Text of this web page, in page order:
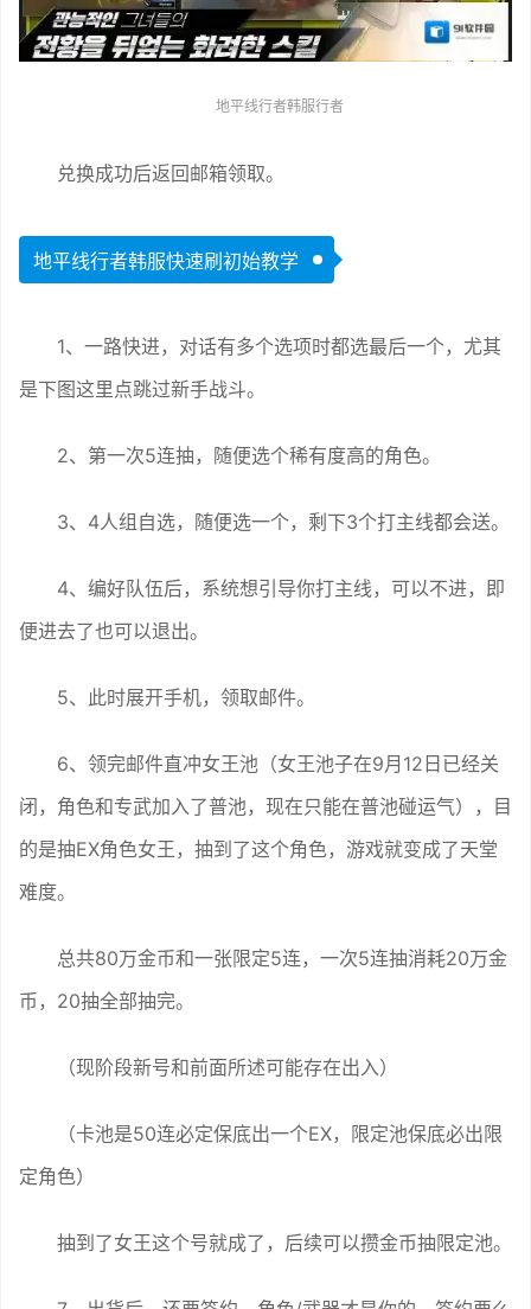
地平线行者韩服行者
兑换成功后返回邮箱领取。
地平线行者韩服快速刷初始教学
1、一路快进，对话有多个选项时都选最后一个，尤其
是下图这里点跳过新手战斗。
2、第一次5连抽，随便选个稀有度高的角色。
3、4人组自选，随便选一个，剩下3个打主线都会送。
4、编好队伍后，系统想引导你打主线，可以不进，即
便进去了也可以退出。
5、此时展开手机，领取邮件。
6、领完邮件直冲女王池（女王池子在9月12日已经关
闭，角色和专武加入了普池，现在只能在普池碰运气），目
的是抽EX角色女王，抽到了这个角色，游戏就变成了天堂
难度。
总共80万金币和一张限定5连，一次5连抽消耗20万金
币，20抽全部抽完。
（现阶段新号和前面所述可能存在出入）
（卡池是50连必定保底出一个EX，限定池保底必出限
定角色）
抽到了女王这个号就成了，后续可以攒金币抽限定池。